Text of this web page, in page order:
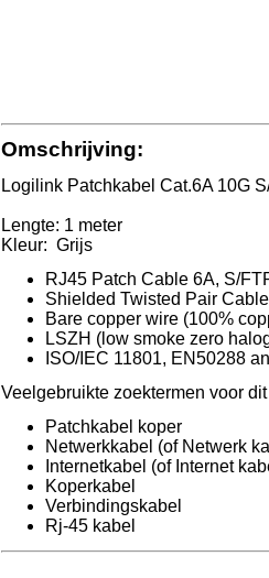
Omschrijving:
Logilink Patchkabel Cat.6A 10G
Lengte: 1 meter
Kleur: Grijs
RJ45 Patch Cable 6A, S/
Shielded Twisted Pair
Bare copper wire (100%
LSZH (low smoke zero
ISO/IEC 11801, EN50288
Veelgebruikte zoektermen voor
Patchkabel koper
Netwerkkabel (of Netwerk
Internetkabel (of Internet
Koperkabel
Verbindingskabel
Rj-45 kabel